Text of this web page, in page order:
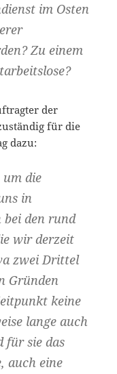
im Osten
Zu einem
der
für die
dazu:
um die
in
bei den rund
wir derzeit
zwei Drittel
Gründen
keine
lange auch
für sie das
auch eine